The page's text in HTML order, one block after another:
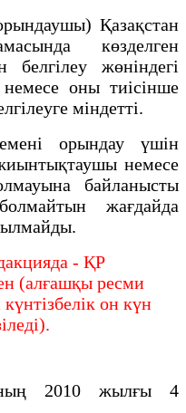
Қазақстан
көзделген
белгілеу жөніндегі
оны тиісінше
міндетті.
орындау үшін
немесе
байланысты
жағдайда
- ҚР
(алғашқы ресми
он күн
2010 жылғы 4